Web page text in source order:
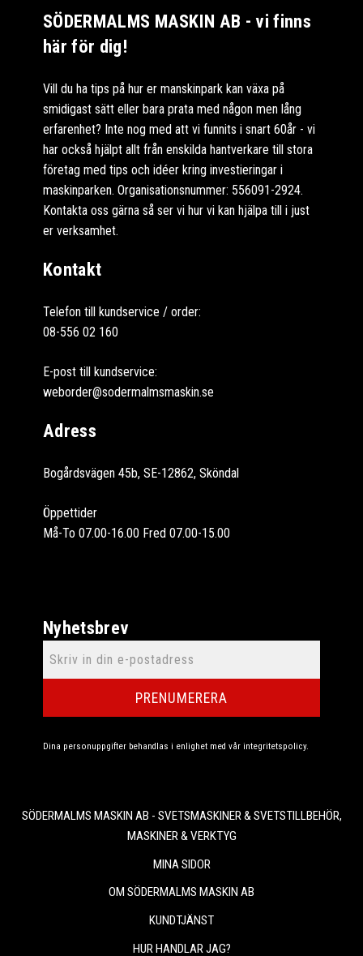
SÖDERMALMS MASKIN AB - vi finns
här för dig!
Vill du ha tips på hur er manskinpark kan växa på
smidigast sätt eller bara prata med någon men lång
erfarenhet? Inte nog med att vi funnits i snart 60år - vi
har också hjälpt allt från enskilda hantverkare till stora
företag med tips och idéer kring investieringar i
maskinparken. Organisationsnummer: 556091-2924.
Kontakta oss gärna så ser vi hur vi kan hjälpa till i just
er verksamhet.
Kontakt
Telefon till kundservice / order:
08-556 02 160
E-post till kundservice:
weborder@sodermalmsmaskin.se
Adress
Bogårdsvägen 45b, SE-12862, Sköndal
Öppettider
Må-To 07.00-16.00 Fred 07.00-15.00
Nyhetsbrev
PRENUMERERA
Dina personuppgifter behandlas i enlighet med vår integritetspolicy.
SÖDERMALMS MASKIN AB - SVETSMASKINER & SVETSTILLBEHÖR,
MASKINER & VERKTYG
MINA SIDOR
OM SÖDERMALMS MASKIN AB
KUNDTJÄNST
HUR HANDLAR JAG?